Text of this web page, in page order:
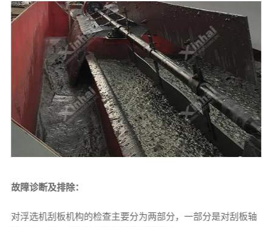
故障诊断及排除：
对浮选机刮板机构的检查主要分为两部分，一部分是对刮板轴